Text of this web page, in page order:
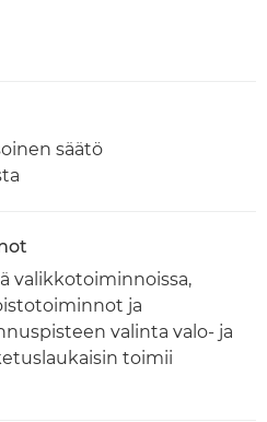
säätö
valikkotoiminnoissa,
ja
valinta valo- ja
toimii